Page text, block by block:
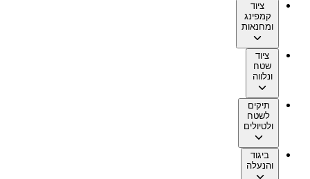
ציוד
קמפינג
ומחנאות
ציוד
שטח
ונלווה
תיקים
לשטח
ולטיולים
ביגוד
והנעלה